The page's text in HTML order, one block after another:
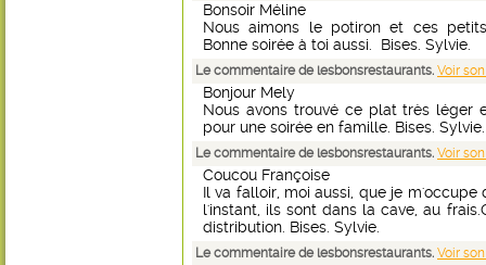
Bonsoir Méline
Nous aimons le potiron et ces
Bonne soirée à toi aussi. Bises. Sylvie.
Le commentaire de lesbonsrestaurants. Voir
Bonjour Mely
Nous avons trouvé ce plat très léger
pour une soirée en famille. Bises. Sylvie.
Le commentaire de lesbonsrestaurants. Voir
Coucou Françoise
Il va falloir, moi aussi, que je m'occupe
l'instant, ils sont dans la cave, au
distribution. Bises. Sylvie.
Le commentaire de lesbonsrestaurants. Voir